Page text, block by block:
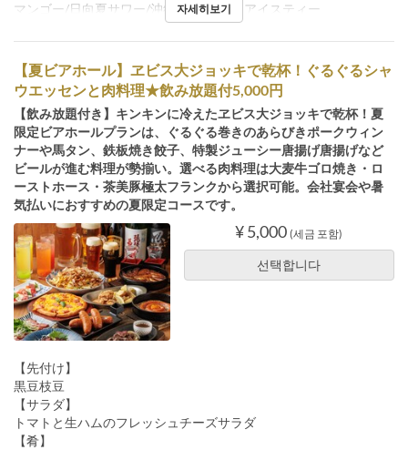
マンゴー/日向夏サワー/沖縄パイン/南国アイスティー
자세히보기
【夏ビアホール】ヱビス大ジョッキで乾杯！ぐるぐるシャ
ウエッセンと肉料理★飲み放題付5,000円
【飲み放題付き】キンキンに冷えたヱビス大ジョッキで乾杯！夏
限定ビアホールプランは、ぐるぐる巻きのあらびきポークウィン
ナーや馬タン、鉄板焼き餃子、特製ジューシー唐揚げ唐揚げなど
ビールが進む料理が勢揃い。選べる肉料理は大麦牛ゴロ焼き・ロ
ーストホース・茶美豚極太フランクから選択可能。会社宴会や暑
気払いにおすすめの夏限定コースです。
¥ 5,000 (세금 포함)
선택합니다
【先付け】
黒豆枝豆
【サラダ】
トマトと生ハムのフレッシュチーズサラダ
【肴】